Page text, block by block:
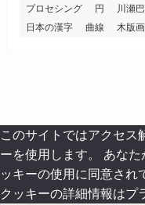
プロセシング
円 川瀬
日本の漢字
曲線 木版画
このサイトではアクセス
ーを使用します。 あな
ッキーの使用に同意され
クッキーの詳細情報はプ